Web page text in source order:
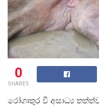
0
SHARES
රෝගාතුර වී අසාධ්‍ය